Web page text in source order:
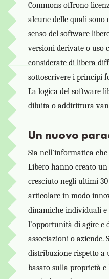
Commons offrono
alcune delle quali sono
senso del software
versioni derivate o uso
considerate di libera
sottoscrivere i principi
La logica del software
diluita o addirittura
Un nuovo
Sia nell’informatica
Libero hanno creato
cresciuto negli ultimi
articolare in modo
dinamiche individuali
l’opportunità di agire
associazioni o aziende.
distribuzione rispetto a
basato sulla proprietà